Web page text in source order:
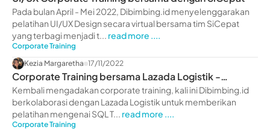
Pada bulan April - Mei 2022, Dibimbing.id menyelenggarakan
pelatihan UI/UX Design secara virtual bersama tim SiCepat
yang terbagi menjadi t... read more ....
Corporate Training
Kezia Margaretha 17/11/2022
Corporate Training bersama Lazada Logistik -
dibimbing.id
Kembali mengadakan corporate training, kali ini Dibimbing.id
berkolaborasi dengan Lazada Logistik untuk memberikan
pelatihan mengenai SQL T... read more ....
Corporate Training